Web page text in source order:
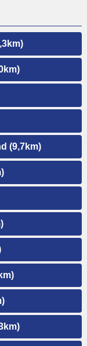
(9,7km)